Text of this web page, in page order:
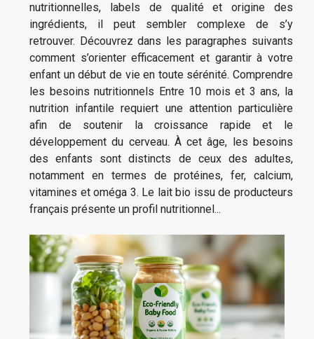
nutritionnelles, labels de qualité et origine des
ingrédients, il peut sembler complexe de s’y
retrouver. Découvrez dans les paragraphes suivants
comment s’orienter efficacement et garantir à votre
enfant un début de vie en toute sérénité. Comprendre
les besoins nutritionnels Entre 10 mois et 3 ans, la
nutrition infantile requiert une attention particulière
afin de soutenir la croissance rapide et le
développement du cerveau. À cet âge, les besoins
des enfants sont distincts de ceux des adultes,
notamment en termes de protéines, fer, calcium,
vitamines et oméga 3. Le lait bio issu de producteurs
français présente un profil nutritionnel...